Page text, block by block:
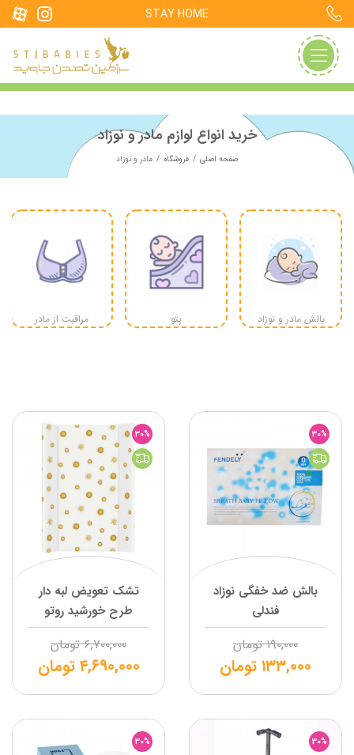
STAY HOME
خرید انواع لوازم مادر و نوزاد
صفحه اصلی فروشگاه مادر و نوزاد
بالش مادر و نوزاد پتو مراقبت از مادر
30%
بالش ضد خفگی نوزاد
فندلی
۱۹۰,۰۰۰ تومان
۱۳۳,۰۰۰تومان
30%
تشک تعویض لبه دار
طرح خورشید روتو
۶,۷۰۰,۰۰۰ تومان
۴,۶۹۰,۰۰۰ تومان
30%
30%